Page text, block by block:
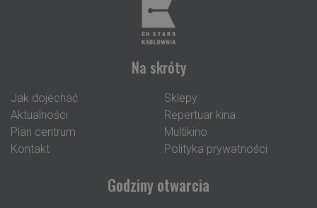
Na skróty
Jak dojechać
Aktualności
Plan centrum
Kontakt
Sklepy
Repertuar kina
Multikino
Polityka prywatności
Godziny otwarcia